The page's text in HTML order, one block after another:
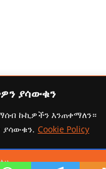
ያሳውቁን
ኩኪዎችን እንጠቀማለን።
Cookie Policy